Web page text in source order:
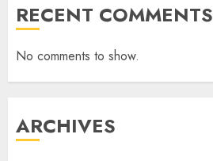
RECENT COMMENTS
No comments to show.
ARCHIVES